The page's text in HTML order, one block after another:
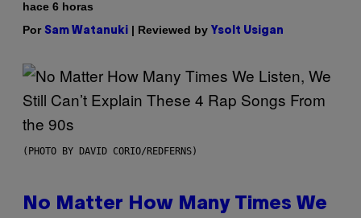
hace 6 horas
Por Sam Watanuki | Reviewed by Ysolt Usigan
(PHOTO BY DAVID CORIO/REDFERNS)
No Matter How Many Times We